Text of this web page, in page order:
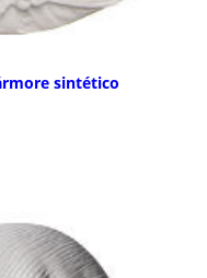
sintético